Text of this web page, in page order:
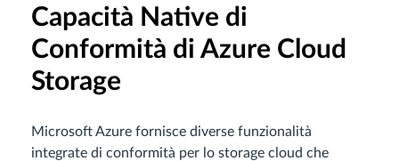
Capacità Native di
Conformità di Azure Cloud
Storage
Microsoft Azure fornisce diverse funzionalità
integrate di conformità per lo storage cloud che